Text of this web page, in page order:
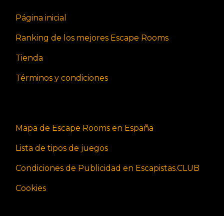
Página inicial
Ranking de los mejores Escape Rooms
Tienda
Términos y condiciones
Mapa de Escape Rooms en España
Lista de tipos de juegos
Condiciones de Publicidad en Escapistas.CLUB
Cookies